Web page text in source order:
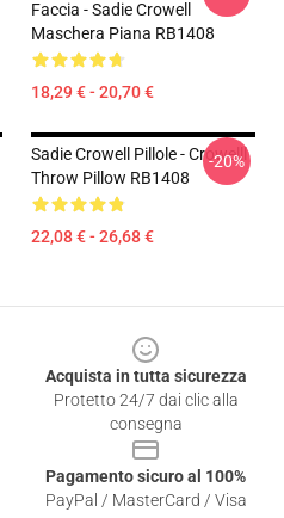
Faccia - Sadie Crowell
Maschera Piana RB1408
18,29 € - 20,70 €
Sadie Crowell Pillole - Crowelll
Throw Pillow RB1408
22,08 € - 26,68 €
-20%
Acquista in tutta sicurezza
Protetto 24/7 dai clic alla
consegna
Pagamento sicuro al 100%
PayPal / MasterCard / Visa